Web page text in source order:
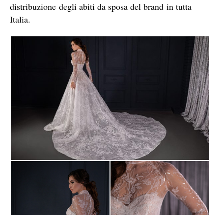
distribuzione degli abiti da sposa del brand in tutta
Italia.